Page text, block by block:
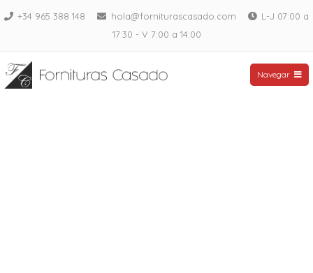
Saltar+34 965 388 148 hola@forniturascasado.com
L-J 07:00 a
17:30 - V 7:00 a 14:00
Fornituras Casado
Navegar